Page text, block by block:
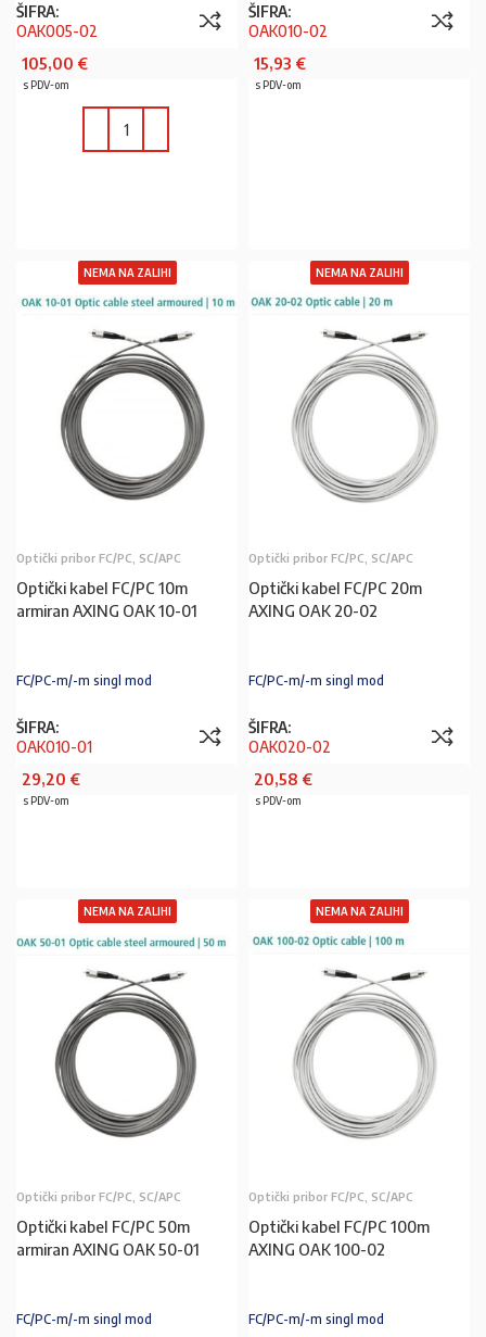
ŠIFRA:
OAK005-02
105,00 €
s PDV-om
ŠIFRA:
OAK010-02
15,93 €
s PDV-om
NEMA NA ZALIHI
Optički pribor FC/PC, SC/APC
Optički kabel FC/PC 10m
armiran AXING OAK 10-01
FC/PC-m/-m singl mod
ŠIFRA:
OAK010-01
29,20 €
s PDV-om
NEMA NA ZALIHI
Optički pribor FC/PC, SC/APC
Optički kabel FC/PC 20m
AXING OAK 20-02
FC/PC-m/-m singl mod
ŠIFRA:
OAK020-02
20,58 €
s PDV-om
NEMA NA ZALIHI
Optički pribor FC/PC, SC/APC
Optički kabel FC/PC 50m
armiran AXING OAK 50-01
FC/PC-m/-m singl mod
NEMA NA ZALIHI
Optički pribor FC/PC, SC/APC
Optički kabel FC/PC 100m
AXING OAK 100-02
FC/PC-m/-m singl mod